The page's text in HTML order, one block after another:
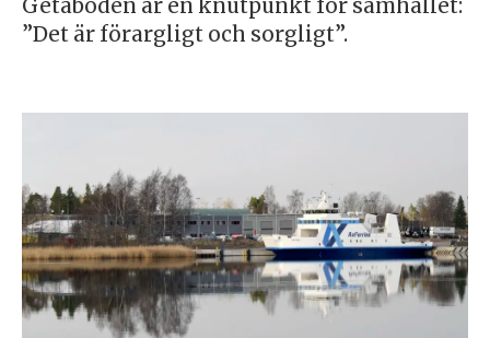
Getaboden är en knutpunkt för samhället:
”Det är förargligt och sorgligt”.